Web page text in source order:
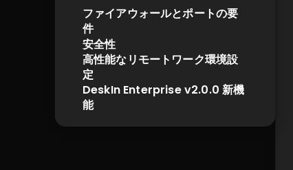
ファイアウォールとポートの要
件
安全性
高性能なリモートワーク環境設
定
DeskIn Enterprise v2.0.0 新機
能